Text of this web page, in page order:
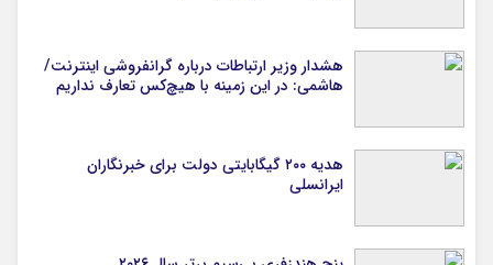
هشدار وزیر ارتباطات درباره گرانفروشی اینترنت/
هاشمی: در این زمینه با هیچ‌کس تعارف نداریم
هدیه ۲۰۰ گیگابایتی دولت برای خبرنگاران
ایرانسلی